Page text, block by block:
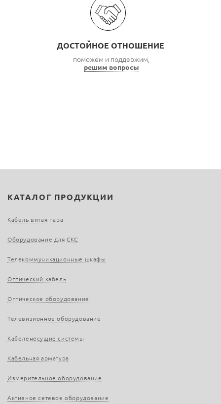
ДОСТОЙНОЕ ОТНОШЕНИЕ
поможем и поддержим,
решим вопросы
КАТАЛОГ ПРОДУКЦИИ
Кабель витая пара
Оборудование для СКС
Телекоммуникационные шкафы
Оптический кабель
Оптическое оборудование
Телевизионное оборудование
Кабеленесущие системы
Кабельная арматура
Измерительное оборудование
Активное сетевое оборудование